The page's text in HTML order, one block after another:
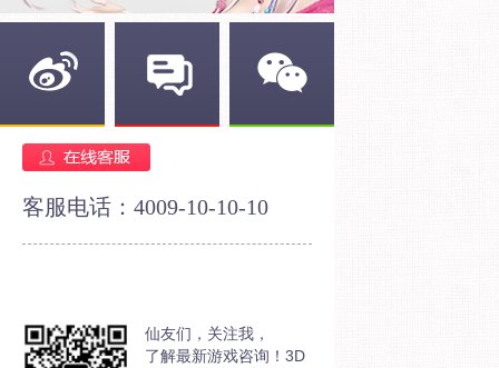
客服电话：4009-10-10-10
仙友们，关注我，
了解最新游戏咨询！3D